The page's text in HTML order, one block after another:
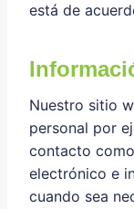
está de
Nuestro sitio
personal por
contacto
electrónico e
cuando sea